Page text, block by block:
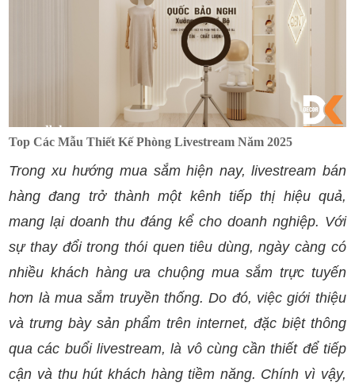
Top Các Mẫu Thiết Kế Phòng Livestream Năm 2025
Trong xu hướng mua sắm hiện nay, livestream bán
hàng đang trở thành một kênh tiếp thị hiệu quả,
mang lại doanh thu đáng kể cho doanh nghiệp. Với
sự thay đổi trong thói quen tiêu dùng, ngày càng có
nhiều khách hàng ưa chuộng mua sắm trực tuyến
hơn là mua sắm truyền thống. Do đó, việc giới thiệu
và trưng bày sản phẩm trên internet, đặc biệt thông
qua các buổi livestream, là vô cùng cần thiết để tiếp
cận và thu hút khách hàng tiềm năng. Chính vì vậy,